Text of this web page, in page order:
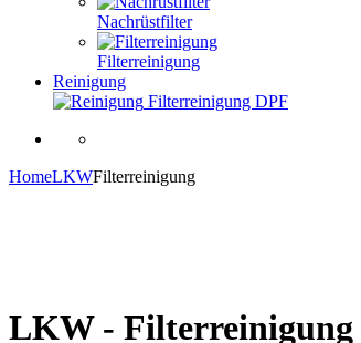
Nachrüstfilter
Filterreinigung
Reinigung
Filterreinigung DPF
HomeLKWFilterreinigung
LKW - Filterreinigung